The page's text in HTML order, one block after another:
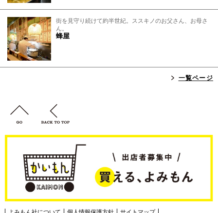
街を見守り続けて約半世紀。ススキノのお父さん、お母さ
ん。
蜂屋
一覧ページ